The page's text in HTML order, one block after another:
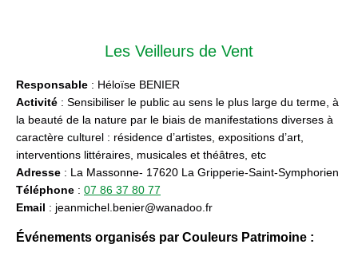
Les Veilleurs de Vent
Responsable : Héloïse BENIER
Activité : Sensibiliser le public au sens le plus large du terme, à
la beauté de la nature par le biais de manifestations diverses à
caractère culturel : résidence d’artistes, expositions d’art,
interventions littéraires, musicales et théâtres, etc
Adresse : La Massonne- 17620 La Gripperie-Saint-Symphorien
Téléphone : 07 86 37 80 77
Email : jeanmichel.benier@wanadoo.fr
Événements organisés par Couleurs Patrimoine :